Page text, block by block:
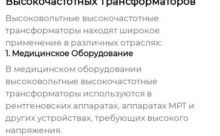
Высоковольтные высокочастотные
трансформаторы находят широкое
применение в различных отраслях:
1. Медицинское Оборудование
В медицинском оборудовании
высоковольтные высокочастотные
трансформаторы используются в
рентгеновских аппаратах, аппаратах МРТ и
других устройствах, требующих высокого
напряжения.